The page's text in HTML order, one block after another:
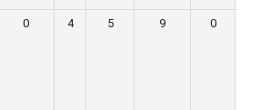
0 4 5 9 0